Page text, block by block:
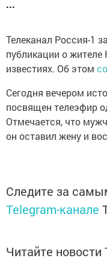
...
Телеканал Россия-1
публикации о
известиях. Об этом
Сегодня вечером
посвящен телеэфир
Отмечается, что
он оставил жену и
Следите за
Telegram-канале
Читайте новости